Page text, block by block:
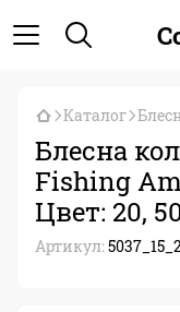
Каталог
Блесна
Fishing
Цвет: 20,
Артикул: